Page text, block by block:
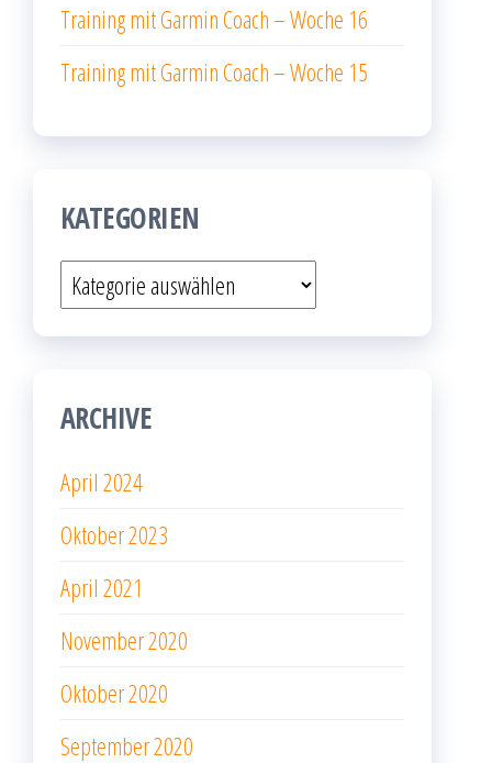
Training mit Garmin Coach – Woche 16
Training mit Garmin Coach – Woche 15
KATEGORIEN
Kategorien
ARCHIVE
April 2024
Oktober 2023
April 2021
November 2020
Oktober 2020
September 2020